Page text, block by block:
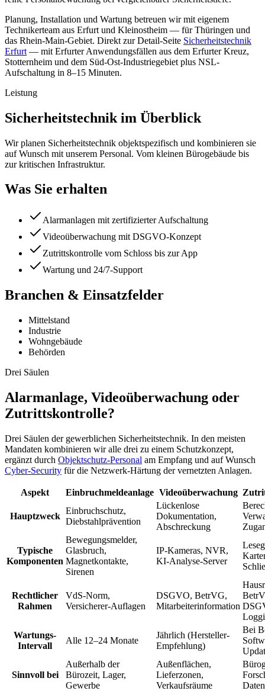
Planung, Installation und Wartung betreuen wir mit eigenem
Technikerteam aus Erfurt und Kleinostheim — für Thüringen und
das Rhein-Main-Gebiet. Direkt zur Detail-Seite Sicherheitstechnik
Erfurt — mit Erfurter Anwendungsfällen aus dem Erfurter Kreuz,
Stotternheim und dem Süd-Ost-Industriegebiet plus NSL-
Aufschaltung in 8–15 Minuten.
Leistung
Sicherheitstechnik im Überblick
Wir planen Sicherheitstechnik objektspezifisch und kombinieren sie
auf Wunsch mit unserem Personal. Vom kleinen Bürogebäude bis
zur kritischen Infrastruktur.
Was Sie erhalten
Alarmanlagen mit zertifizierter Aufschaltung
Videoüberwachung mit DSGVO-Konzept
Zutrittskontrolle vom Schloss bis zur App
Wartung und 24/7-Support
Branchen & Einsatzfelder
Mittelstand
Industrie
Wohngebäude
Behörden
Drei Säulen
Alarmanlage, Videoüberwachung oder
Zutrittskontrolle?
Drei Säulen der gewerblichen Sicherheitstechnik. In den meisten
Mandaten kombinieren wir alle drei zu einem Schutzkonzept,
ergänzt durch Objektschutz-Personal am Empfang und auf Wunsch
Cyber-Security für die Netzwerk-Härtung der vernetzten Anlagen.
Aspekt Einbruchmeldeanlage Videoüberwachung
Hauptzweck
Einbruchschutz,
Diebstahlprävention
Lückenlose
Dokumentation,
Abschreckung
Typische
Komponenten
Bewegungsmelder,
Glasbruch,
Magnetkontakte,
Sirenen
IP-Kameras, NVR,
KI-Analyse-Server
Rechtlicher
Rahmen
VdS-Norm,
Versicherer-Auflagen
DSGVO, BetrVG,
Mitarbeiterinformation
Wartungs-
Intervall
Alle 12–24 Monate
Jährlich (Hersteller-
Empfehlung)
Bei
Sinnvoll bei
Außerhalb der
Bürozeit, Lager,
Gewerbe
Außenflächen,
Lieferzonen,
Verkaufsräume